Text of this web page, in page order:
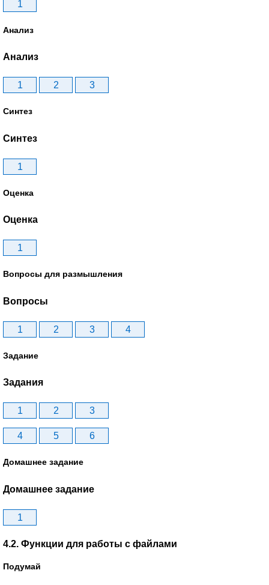
1
Анализ
Анализ
1 2 3
Синтез
Синтез
1
Оценка
Оценка
1
Вопросы для размышления
Вопросы
1 2 3 4
Задание
Задания
1 2 3
4 5 6
Домашнее задание
Домашнее задание
1
4.2. Функции для работы с файлами
Подумай